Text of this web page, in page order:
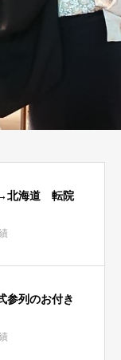
→北海道 転院
参列のお付き